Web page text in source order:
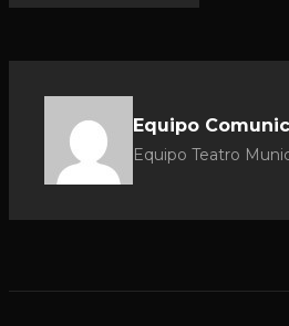
Equipo
Equipo Teatro